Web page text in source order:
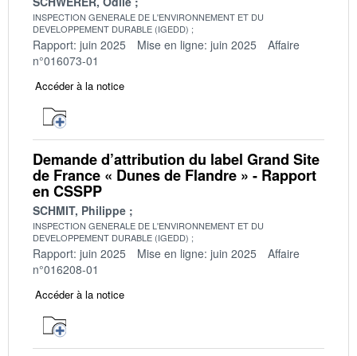
INSPECTION GENERALE DE L'ENVIRONNEMENT ET DU
DEVELOPPEMENT DURABLE (IGEDD)
Rapport: juin 2025 Mise en ligne: juin 2025
Affaire
n°016073-01
Accéder à la notice
Demande d’attribution du label Grand Site
de France « Dunes de Flandre » - Rapport
en CSSPP
SCHMIT, Philippe
INSPECTION GENERALE DE L'ENVIRONNEMENT ET DU
DEVELOPPEMENT DURABLE (IGEDD)
Rapport: juin 2025 Mise en ligne: juin 2025
Affaire
n°016208-01
Accéder à la notice